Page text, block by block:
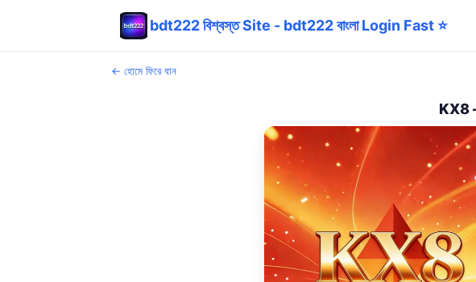
bdt222 বিশ্বস্ত Site - bdt222 বাংলা Login Fast ⭐
← হোমে ফিরে যান
KX8 –